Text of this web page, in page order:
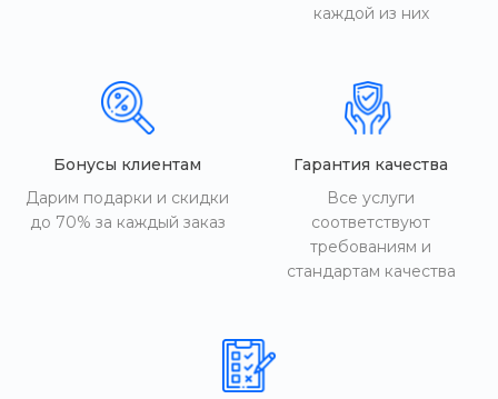
каждой из них
Бонусы клиентам
Дарим подарки и скидки
до 70% за каждый заказ
Гарантия качества
Все услуги
соответствуют
требованиям и
стандартам качества